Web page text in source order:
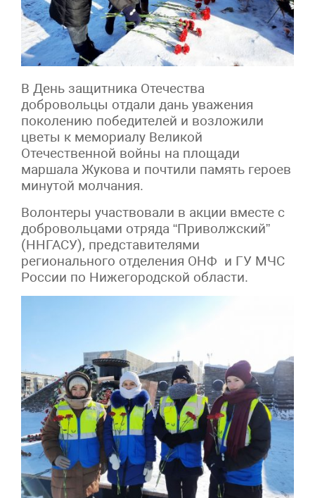
В День защитника Отечества
добровольцы отдали дань уважения
поколению победителей и возложили
цветы к мемориалу Великой
Отечественной войны на площади
маршала Жукова и почтили память героев
минутой молчания.
Волонтеры участвовали в акции вместе с
добровольцами отряда “Приволжский”
(ННГАСУ), представителями
регионального отделения ОНФ и ГУ МЧС
России по Нижегородской области.